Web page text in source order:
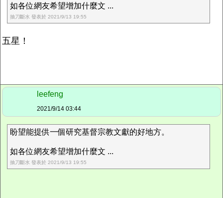
如各位網友希望增加什麼文 ...
抽刀斷水 發表於 2021/9/13 19:55
五星！
leefeng
2021/9/14 03:44
盼望能提供一個研究基督宗教文獻的好地方。
如各位網友希望增加什麼文 ...
抽刀斷水 發表於 2021/9/13 19:55